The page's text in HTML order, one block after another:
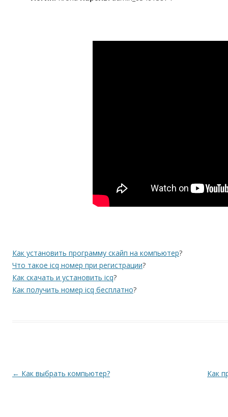
Как установить программу скайп на компьютер?
Что такое icq номер при регистрации?
Как скачать и установить icq?
Как получить номер icq бесплатно?
Навигация по записям
← Как выбрать компьютер? Как